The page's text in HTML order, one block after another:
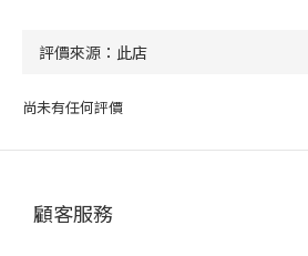
尚未有任何評價
顧客服務